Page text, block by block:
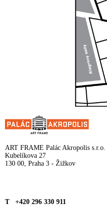
ART FRAME Palác Akropolis s.r.o.
Kubelíkova 27
130 00, Praha 3 - Žižkov
T +420 296 330 911